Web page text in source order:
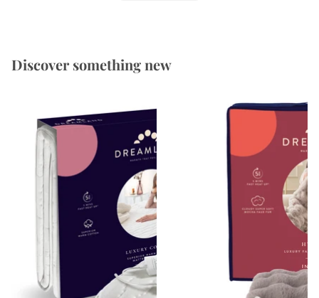
Discover something new